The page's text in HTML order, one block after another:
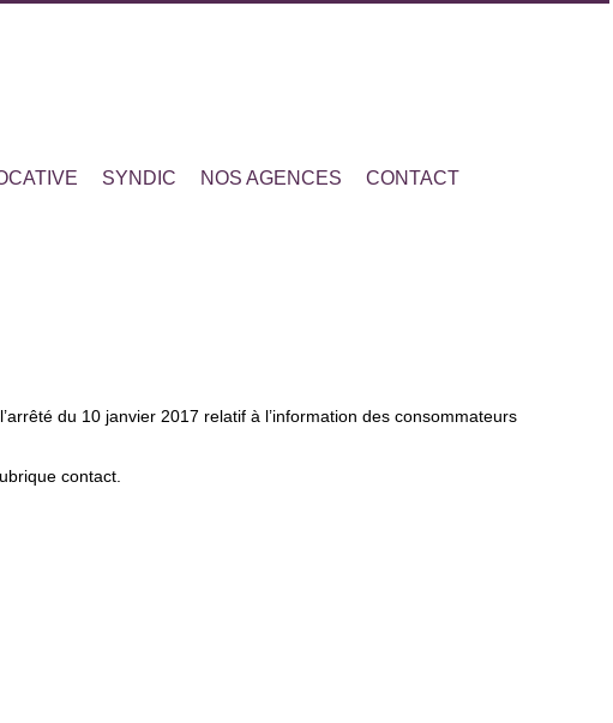
SYNDIC NOS AGENCES CONTACT
du 10 janvier 2017 relatif à l’information des consommateurs
contact.